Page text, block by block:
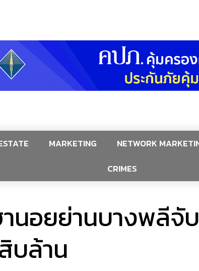
MARKETING NETWORK
CRIMES
นอยย่านบางพลีจั
บล้าน